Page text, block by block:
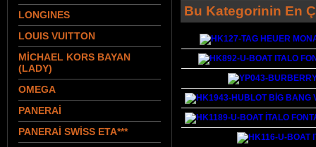
LONGINES
LOUIS VUITTON
MİCHAEL KORS BAYAN
(LADY)
OMEGA
PANERAİ
PANERAİ SWİSS ETA***
Bu Kategorinin En